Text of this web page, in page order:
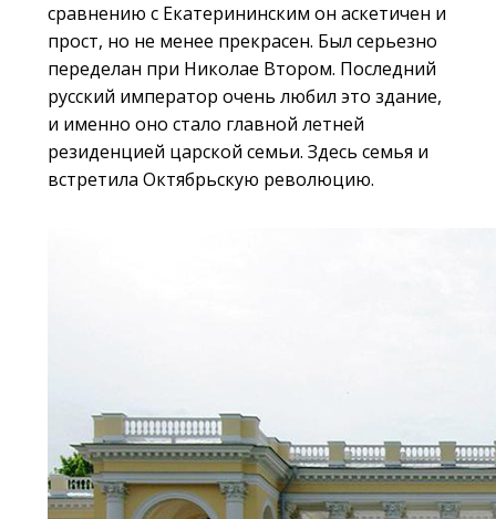
сравнению с Екатерининским он аскетичен и
прост, но не менее прекрасен. Был серьезно
переделан при Николае Втором. Последний
русский император очень любил это здание,
и именно оно стало главной летней
резиденцией царской семьи. Здесь семья и
встретила Октябрьскую революцию.